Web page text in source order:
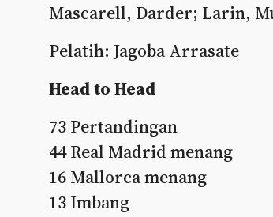
Mascarell, Darder; Larin,
Pelatih: Jagoba Arrasate
Head to Head
73 Pertandingan
44 Real Madrid menang
16 Mallorca menang
13 Imbang